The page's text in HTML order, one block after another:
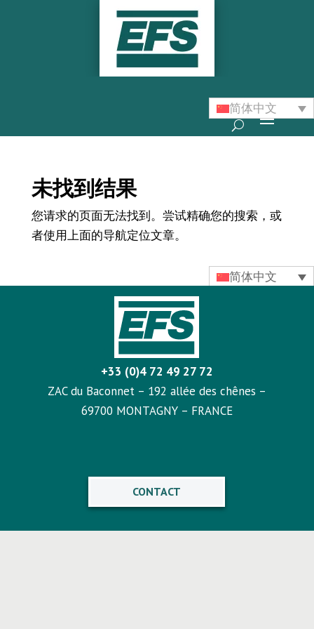
简体中文
未找到结果
您请求的页面无法找到。尝试精确您的搜索，或
者使用上面的导航定位文章。
简体中文
+33 (0)4 72 49 27 72
ZAC du Baconnet – 192 allée des chênes –
69700 MONTAGNY – FRANCE
CONTACT